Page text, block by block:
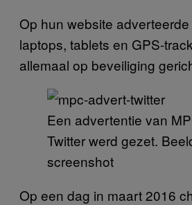
Op hun website
laptops, tablets en GPS-
allemaal op beveiliging
Een advertentie van
Twitter werd gezet.
screenshot
Op een dag in maart 2016